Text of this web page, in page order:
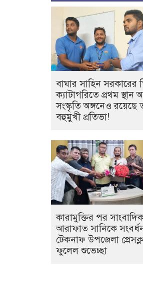
বাঘার সাহিন সরকারের
ক্যাটাগরিতে প্রথম স্থান
সংস্কৃতি অঙ্গনেও রয়েছে
বহুমুখী প্রতিভা!
কারামুক্তির পর
আরাফাত সানিকে
টেকনাফ উপজেলা
ফুলেল শুভেচ্ছা